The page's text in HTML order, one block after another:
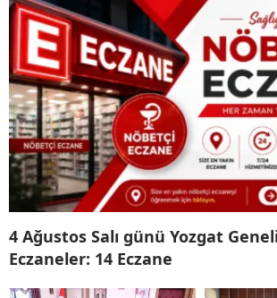
4 Ağustos Salı günü Yozgat
Eczaneler: 14 Eczane